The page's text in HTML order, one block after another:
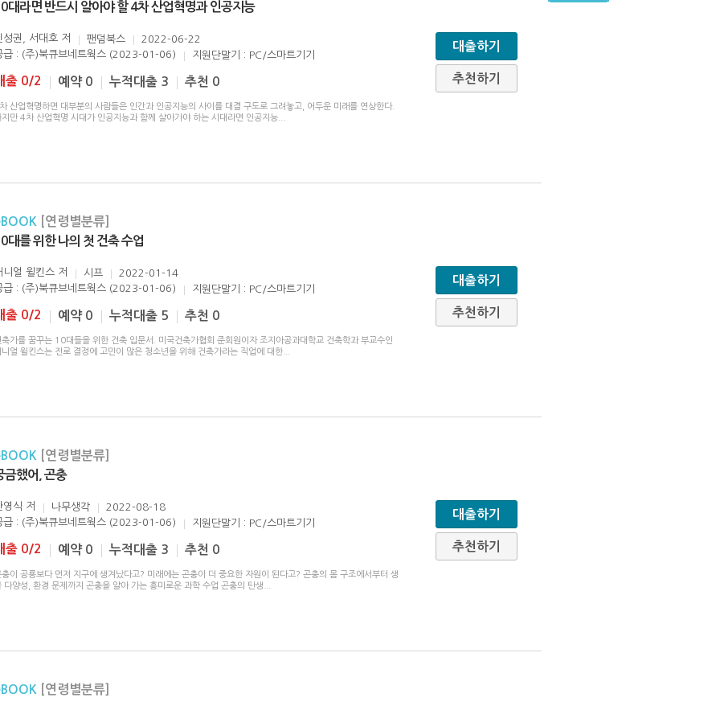
대라면 반드시 알아야 할 4차 산업혁명과 인공지능
성권, 서대호 저 팬덤북스
2022-06-22
급 : (주)북큐브네트웍스 (2023-01-06)
지원단말기 : PC/스마트기기
출 0/2 예약 0 누적대출 3 추천 0
산업혁명하면 대부분의 사람들은 인간과 인공지능의 사이를 대결 구도로 그려놓고, 어두운 미래를 연상한다.
지만 4차 산업혁명 시대가 인공지능과 함께 살아가야 하는 시대라면 인공지능
대출하기
추천하기
[연령별분류]
대를 위한 나의 첫 건축 수업
니얼 윌킨스 저 시프
2022-01-14
급 : (주)북큐브네트웍스 (2023-01-06)
지원단말기 : PC/스마트기기
출 0/2 예약 0 누적대출 5 추천 0
축가를 꿈꾸는 10대들을 위한 건축 입문서. 미국건축가협회 준회원이자 조지아공과대학교 건축학과 부교수인
니얼 윌킨스는 진로 결정에 고민이 많은 청소년을 위해 건축가라는 직업에 대한
대출하기
추천하기
[연령별분류]
금했어, 곤충
영식 저 나무생각
2022-08-18
급 : (주)북큐브네트웍스 (2023-01-06)
지원단말기 : PC/스마트기기
출 0/2 예약 0 누적대출 3 추천 0
충이 공룡보다 먼저 지구에 생겨났다고? 미래에는 곤충이 더 중요한 자원이 된다고? 곤충의 몸 구조에서부터 생
다양성, 환경 문제까지 곤충을 알아 가는 흥미로운 과학 수업 곤충의 탄생
대출하기
추천하기
[연령별분류]